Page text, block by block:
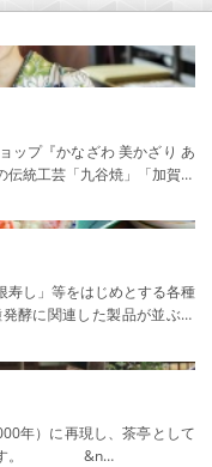
ップ『かなざわ 美かざり あ
統工芸「九谷焼」「加賀友
し」等をはじめとする各種
酵に関連した製品が並ぶほ
年）に再現し、茶亭として
れます。 &n…